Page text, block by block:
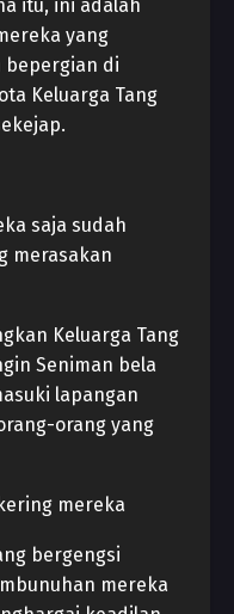
itu, ini adalah
yang
bepergian di
Keluarga Tang
saja sudah
merasakan
Keluarga Tang
Seniman bela
lapangan
orang yang
mereka
bergengsi
mereka